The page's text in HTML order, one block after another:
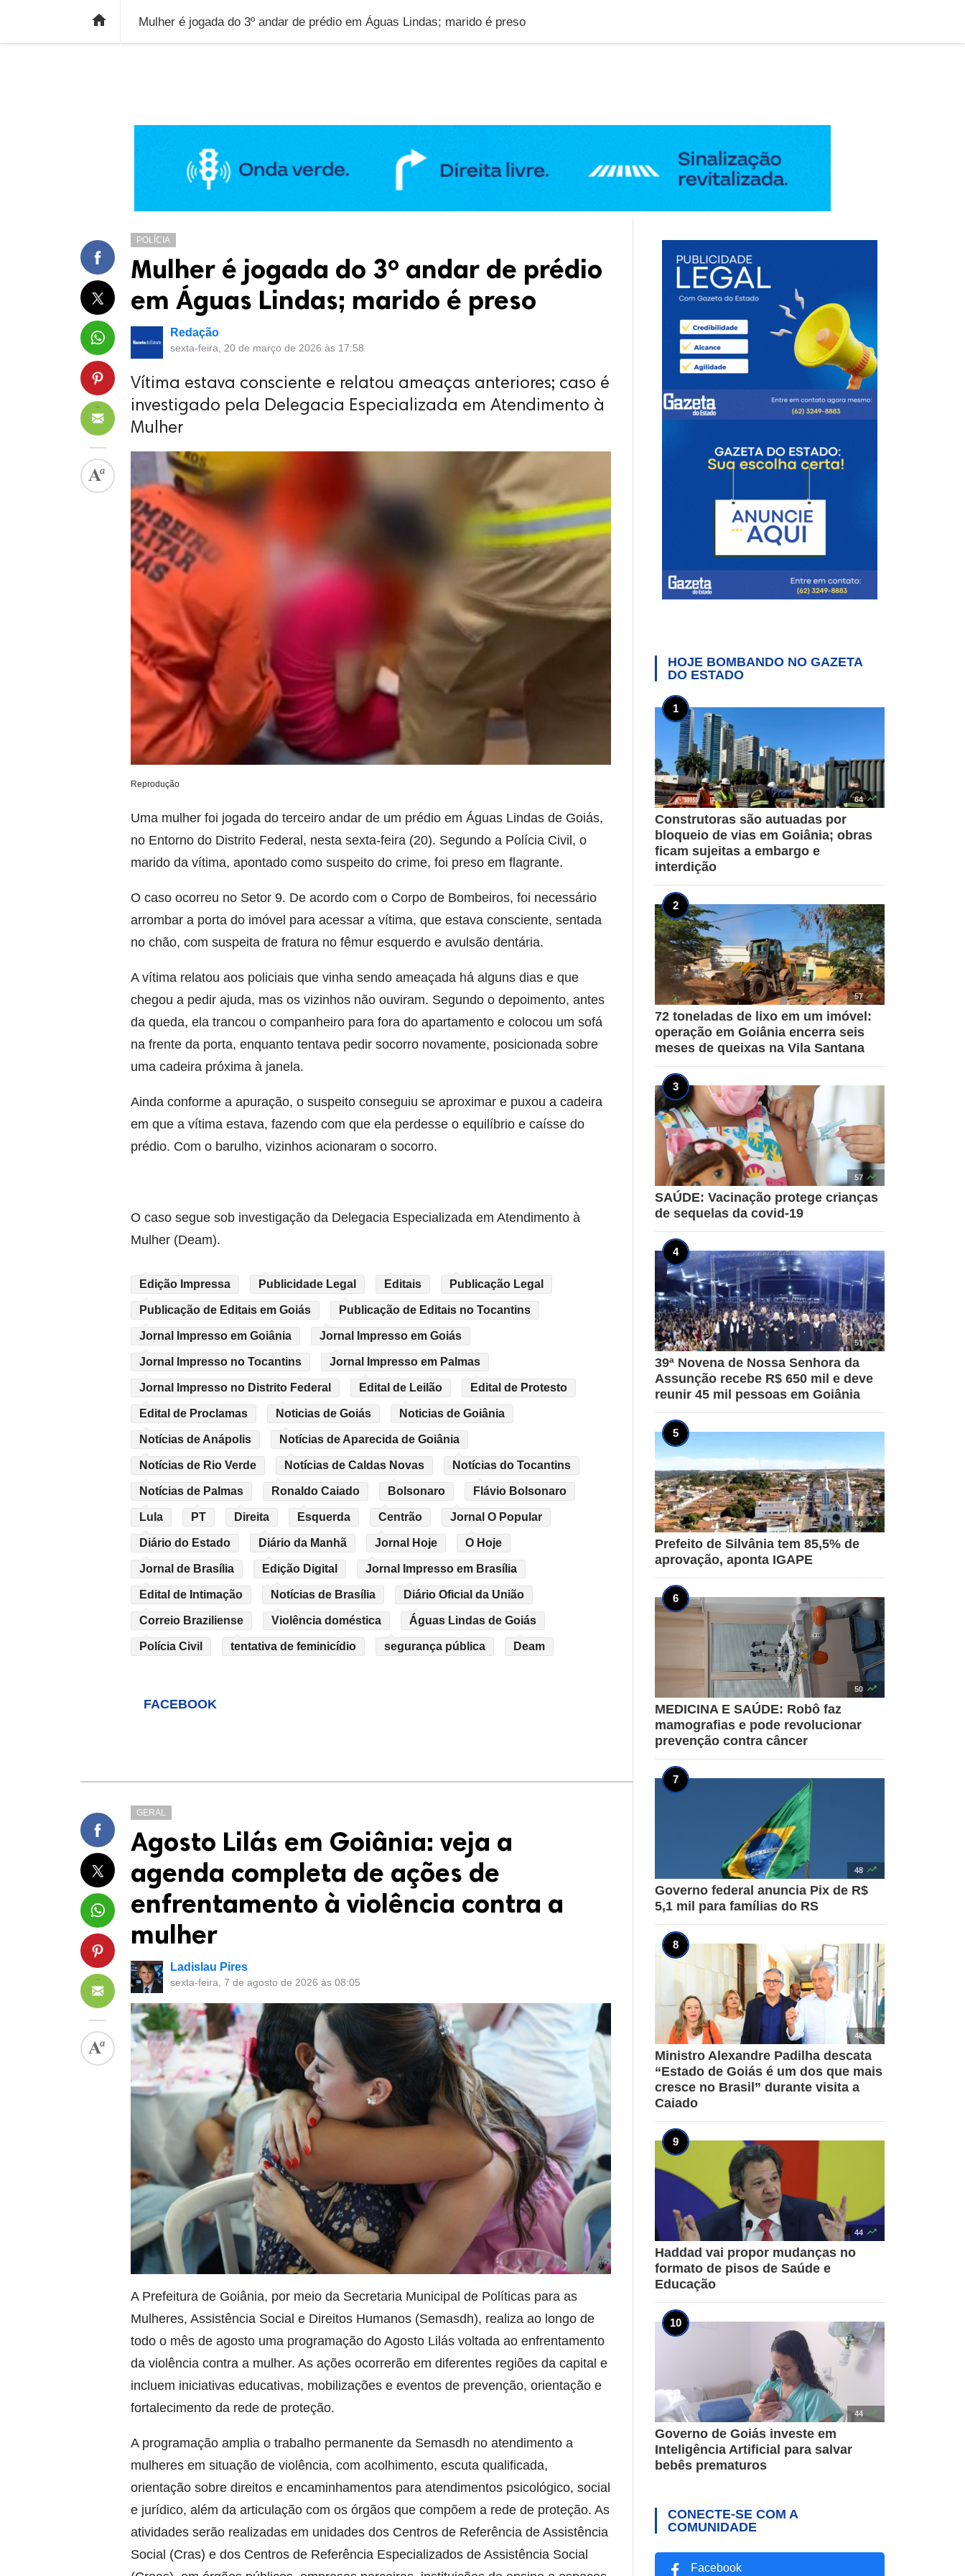

Mulher é jogada do 3º andar de prédio em Águas Lindas; marido é preso
POLÍCIA
Mulher é jogada do 3º andar de prédio
em Águas Lindas; marido é preso
Redação
sexta-feira, 20 de março de 2026 às 17:58
Vítima estava consciente e relatou ameaças anteriores; caso é
investigado pela Delegacia Especializada em Atendimento à
Mulher
Reprodução
Uma mulher foi jogada do terceiro andar de um prédio em Águas Lindas de Goiás,
no Entorno do Distrito Federal, nesta sexta-feira (20). Segundo a Polícia Civil, o
marido da vítima, apontado como suspeito do crime, foi preso em flagrante.
O caso ocorreu no Setor 9. De acordo com o Corpo de Bombeiros, foi necessário
arrombar a porta do imóvel para acessar a vítima, que estava consciente, sentada
no chão, com suspeita de fratura no fêmur esquerdo e avulsão dentária.
A vítima relatou aos policiais que vinha sendo ameaçada há alguns dias e que
chegou a pedir ajuda, mas os vizinhos não ouviram. Segundo o depoimento, antes
da queda, ela trancou o companheiro para fora do apartamento e colocou um sofá
na frente da porta, enquanto tentava pedir socorro novamente, posicionada sobre
uma cadeira próxima à janela.
Ainda conforme a apuração, o suspeito conseguiu se aproximar e puxou a cadeira
em que a vítima estava, fazendo com que ela perdesse o equilíbrio e caísse do
prédio. Com o barulho, vizinhos acionaram o socorro.
O caso segue sob investigação da Delegacia Especializada em Atendimento à
Mulher (Deam).
Edição Impressa Publicidade Legal Editais Publicação Legal
Publicação de Editais em Goiás Publicação de Editais no Tocantins
Jornal Impresso em Goiânia Jornal Impresso em Goiás
Jornal Impresso no Tocantins Jornal Impresso em Palmas
Jornal Impresso no Distrito Federal Edital de Leilão Edital de Protesto
Edital de Proclamas Noticias de Goiás Noticias de Goiânia
Notícias de Anápolis Notícias de Aparecida de Goiânia
Notícias de Rio Verde Notícias de Caldas Novas Notícias do Tocantins
Notícias de Palmas Ronaldo Caiado Bolsonaro Flávio Bolsonaro
Lula PT Direita Esquerda Centrão Jornal O Popular
Diário do Estado Diário da Manhã Jornal Hoje O Hoje
Jornal de Brasília Edição Digital Jornal Impresso em Brasília
Edital de Intimação Notícias de Brasília Diário Oficial da União
Correio Braziliense Violência doméstica Águas Lindas de Goiás
Polícia Civil tentativa de feminicídio segurança pública Deam
FACEBOOK
GERAL
Agosto Lilás em Goiânia: veja a
agenda completa de ações de
enfrentamento à violência contra a
mulher
Ladislau Pires
sexta-feira, 7 de agosto de 2026 às 08:05
A Prefeitura de Goiânia, por meio da Secretaria Municipal de Políticas para as
Mulheres, Assistência Social e Direitos Humanos (Semasdh), realiza ao longo de
todo o mês de agosto uma programação do Agosto Lilás voltada ao enfrentamento
da violência contra a mulher. As ações ocorrerão em diferentes regiões da capital e
incluem iniciativas educativas, mobilizações e eventos de prevenção, orientação e
fortalecimento da rede de proteção.
A programação amplia o trabalho permanente da Semasdh no atendimento a
mulheres em situação de violência, com acolhimento, escuta qualificada,
orientação sobre direitos e encaminhamentos para atendimentos psicológico, social
e jurídico, além da articulação com os órgãos que compõem a rede de proteção. As
atividades serão realizadas em unidades dos Centros de Referência de Assistência
Social (Cras) e dos Centros de Referência Especializados de Assistência Social
HOJE BOMBANDO NO GAZETA
DO ESTADO
64 
Construtoras são autuadas por
bloqueio de vias em Goiânia; obras
ficam sujeitas a embargo e
interdição
57 
72 toneladas de lixo em um imóvel:
operação em Goiânia encerra seis
meses de queixas na Vila Santana
57 
SAÚDE: Vacinação protege crianças
de sequelas da covid-19
51 
39ª Novena de Nossa Senhora da
Assunção recebe R$ 650 mil e deve
reunir 45 mil pessoas em Goiânia
50 
Prefeito de Silvânia tem 85,5% de
aprovação, aponta IGAPE
50 
MEDICINA E SAÚDE: Robô faz
mamografias e pode revolucionar
prevenção contra câncer
48 
Governo federal anuncia Pix de R$
5,1 mil para famílias do RS
48 
Ministro Alexandre Padilha descata
“Estado de Goiás é um dos que mais
cresce no Brasil” durante visita a
Caiado
44 
Haddad vai propor mudanças no
formato de pisos de Saúde e
Educação
44 
Governo de Goiás investe em
Inteligência Artificial para salvar
bebês prematuros
CONECTE-SE COM A
COMUNIDADE
Facebook